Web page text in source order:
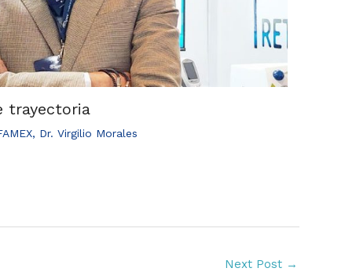
trayectoria
, Dr. Virgilio Morales
Next Post →